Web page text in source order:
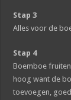
Stap 3
Alles voor de
Stap 4
Boemboe
hoog want de
toevoegen,